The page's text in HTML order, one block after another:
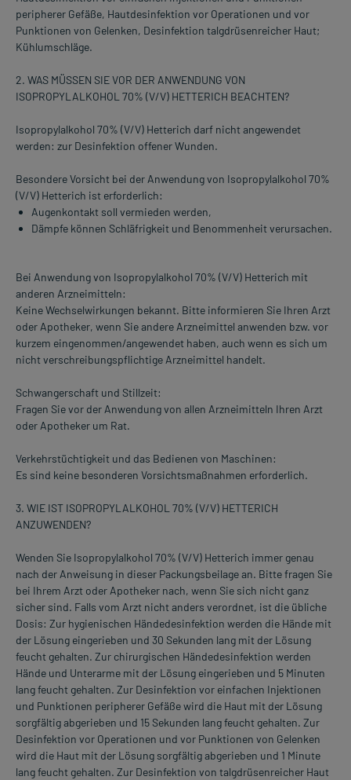
peripherer Gefäße, Hautdesinfektion vor Operationen und vor
Punktionen von Gelenken, Desinfektion talgdrüsenreicher Haut;
Kühlumschläge.
2. WAS MÜSSEN SIE VOR DER ANWENDUNG VON
ISOPROPYLALKOHOL 70% (V/V) HETTERICH BEACHTEN?
Isopropylalkohol 70% (V/V) Hetterich darf nicht angewendet
werden: zur Desinfektion offener Wunden.
Besondere Vorsicht bei der Anwendung von Isopropylalkohol 70%
(V/V) Hetterich ist erforderlich:
Augenkontakt soll vermieden werden,
Dämpfe können Schläfrigkeit und Benommenheit verursachen.
Bei Anwendung von Isopropylalkohol 70% (V/V) Hetterich mit
anderen Arzneimitteln:
Keine Wechselwirkungen bekannt. Bitte informieren Sie Ihren Arzt
oder Apotheker, wenn Sie andere Arzneimittel anwenden bzw. vor
kurzem eingenommen/angewendet haben, auch wenn es sich um
nicht verschreibungspflichtige Arzneimittel handelt.
Schwangerschaft und Stillzeit:
Fragen Sie vor der Anwendung von allen Arzneimitteln Ihren Arzt
oder Apotheker um Rat.
Verkehrstüchtigkeit und das Bedienen von Maschinen:
Es sind keine besonderen Vorsichtsmaßnahmen erforderlich.
3. WIE IST ISOPROPYLALKOHOL 70% (V/V) HETTERICH
ANZUWENDEN?
Wenden Sie Isopropylalkohol 70% (V/V) Hetterich immer genau
nach der Anweisung in dieser Packungsbeilage an. Bitte fragen Sie
bei Ihrem Arzt oder Apotheker nach, wenn Sie sich nicht ganz
sicher sind. Falls vom Arzt nicht anders verordnet, ist die übliche
Dosis: Zur hygienischen Händedesinfektion werden die Hände mit
der Lösung eingerieben und 30 Sekunden lang mit der Lösung
feucht gehalten. Zur chirurgischen Händedesinfektion werden
Hände und Unterarme mit der Lösung eingerieben und 5 Minuten
lang feucht gehalten. Zur Desinfektion vor einfachen Injektionen
und Punktionen peripherer Gefäße wird die Haut mit der Lösung
sorgfältig abgerieben und 15 Sekunden lang feucht gehalten. Zur
Desinfektion vor Operationen und vor Punktionen von Gelenken
wird die Haut mit der Lösung sorgfältig abgerieben und 1 Minute
lang feucht gehalten. Zur Desinfektion von talgdrüsenreicher Haut